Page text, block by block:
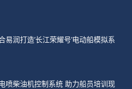
易润打造’长江荣耀号’电动船模拟系
喷柴油机控制系统 助力船员培训现